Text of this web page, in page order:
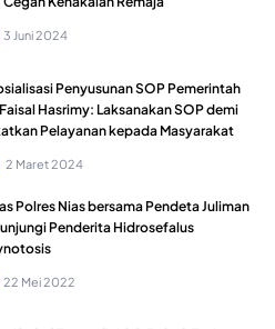
3 Juni 2024
Penyusunan SOP Pemerintah
Hasrimy: Laksanakan SOP demi
Pelayanan kepada Masyarakat
2 Maret 2024
Polres Nias bersama Pendeta Juliman
Penderita Hidrosefalus
22 Mei 2022